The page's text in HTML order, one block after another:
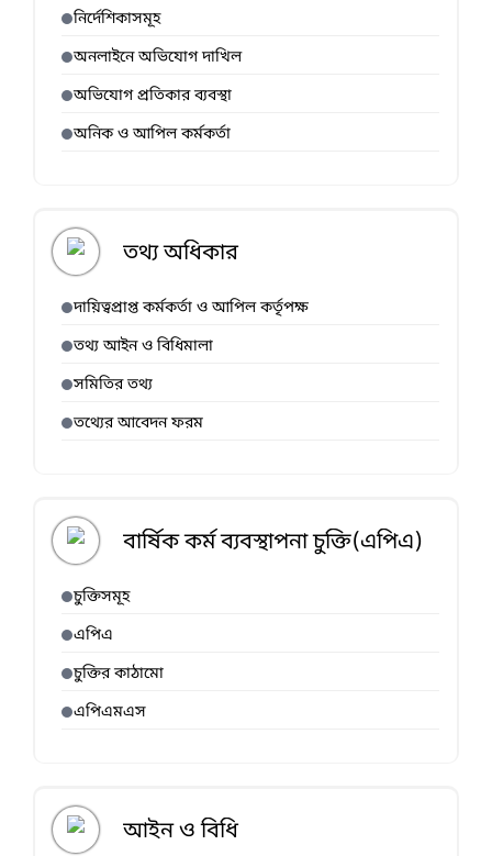
নির্দেশিকাসমূহ
অনলাইনে অভিযোগ দাখিল
অভিযোগ প্রতিকার ব্যবস্থা
অনিক ও আপিল কর্মকর্তা
তথ্য অধিকার
দায়িত্বপ্রাপ্ত কর্মকর্তা ও আপিল কর্তৃপক্ষ
তথ্য আইন ও বিধিমালা
সমিতির তথ্য
তথ্যের আবেদন ফরম
বার্ষিক কর্ম ব্যবস্থাপনা চুক্তি(এপিএ)
চুক্তিসমূহ
এপিএ
চুক্তির কাঠামো
এপিএমএস
আইন ও বিধি